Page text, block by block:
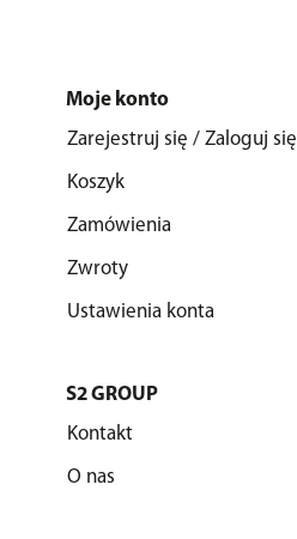
Moje konto
Zarejestruj się / Zaloguj się
Koszyk
Zamówienia
Zwroty
Ustawienia konta
S2 GROUP
Kontakt
O nas